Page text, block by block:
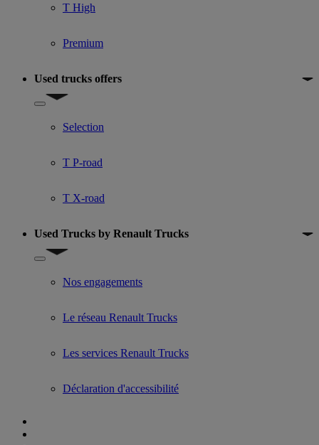
T High
Premium
Used trucks offers
Show submenu for Used trucks offers
Selection
T P-road
T X-road
Used Trucks by Renault Trucks
Show submenu for Used Trucks by Renault Trucks
Nos engagements
Le réseau Renault Trucks
Les services Renault Trucks
Déclaration d'accessibilité